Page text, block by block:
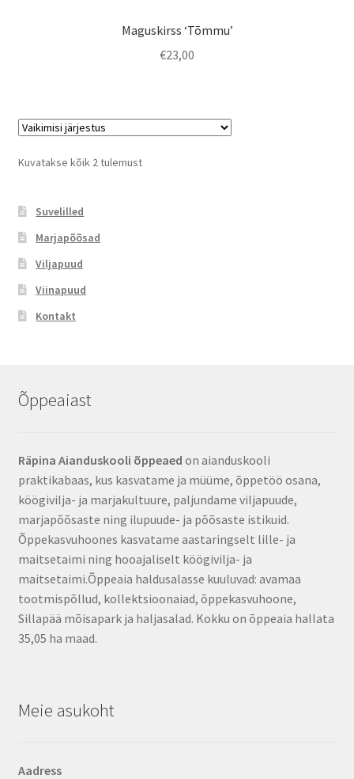
Maguskirss ‘Tõmmu’
€23,00
Kuvatakse kõik 2 tulemust
Suvelilled
Marjapõõsad
Viljapuud
Viinapuud
Kontakt
Õppeaiast
Räpina Aianduskooli õppeaed on aianduskooli
praktikabaas, kus kasvatame ja müüme, õppetöö osana,
köögivilja- ja marjakultuure, paljundame viljapuude,
marjapõõsaste ning ilupuude- ja põõsaste istikuid.
Õppekasvuhoones kasvatame aastaringselt lille- ja
maitsetaimi ning hooajaliselt köögivilja- ja
maitsetaimi.Õppeaia haldusalasse kuuluvad: avamaa
tootmispõllud, kollektsioonaiad, õppekasvuhoone,
Sillapää mõisapark ja haljasalad. Kokku on õppeaia hallata
35,05 ha maad.
Meie asukoht
Aadress